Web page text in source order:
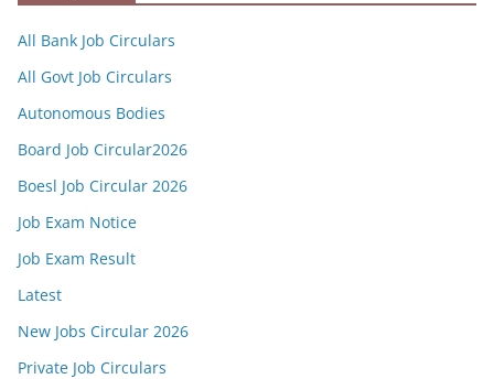
All Bank Job Circulars
All Govt Job Circulars
Autonomous Bodies
Board Job Circular2026
Boesl Job Circular 2026
Job Exam Notice
Job Exam Result
Latest
New Jobs Circular 2026
Private Job Circulars